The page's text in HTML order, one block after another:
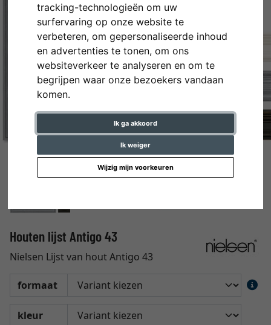
tracking-technologieën om uw
surfervaring op onze website te
verbeteren, om gepersonaliseerde inhoud
en advertenties te tonen, om ons
websiteverkeer te analyseren en om te
begrijpen waar onze bezoekers vandaan
komen.
Ik ga akkoord
Ik weiger
Wijzig mijn voorkeuren
Terug
Houten lijst Antigo 43
Nielsen Lijst van hout Antigo 43
formaat
kleur